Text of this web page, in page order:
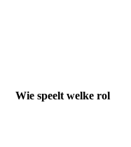
Wie speelt welke rol